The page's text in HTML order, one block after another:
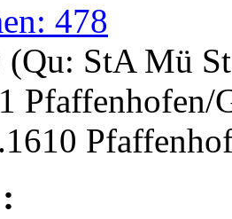
478
(Qu: StA Mü
Pfaffenhofen/